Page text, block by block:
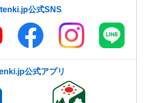
tenki.jp公式SNS
公式アプリ